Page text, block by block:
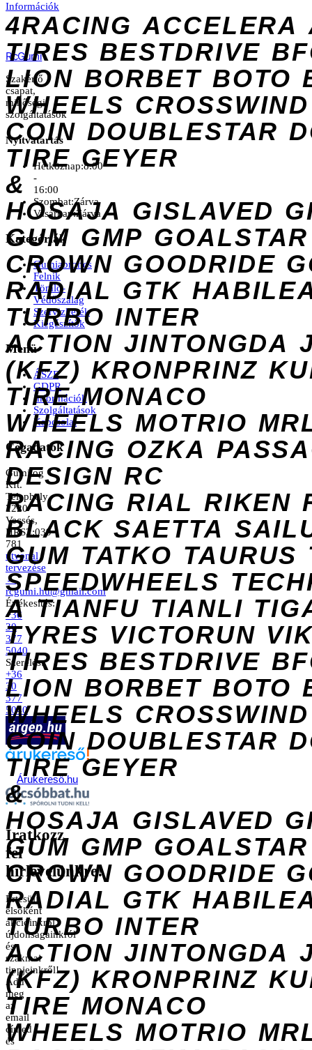
Információk
4RACING ACCELERA
TIRES BESTDRIVE
LION BORBET BOTO
WHEELS CROSSWIND
COIN DOUBLESTAR
TIRE GEYER
&
HOSAJA GISLAVED
GUM GMP GOALSTAR
CROWN GOODRIDE
RADIAL GTK
TURBO INTER
ACTION JINTONGDA
(KFZ) KRONPRINZ
TIRE MONACO
WHEELS MOTRIO
RACING OZKA
DESIGN RC
RACING RIAL RIKEN
BLACK SAETTA
GUM TATKO TAURUS
SPEEDWHEELS
A TIANFU TIANLI
TYRES VICTORUN
TIRES BESTDRIVE
LION BORBET BOTO
WHEELS CROSSWIND
COIN DOUBLESTAR
TIRE GEYER
&
HOSAJA GISLAVED
GUM GMP GOALSTAR
CROWN GOODRIDE
RADIAL GTK
TURBO INTER
ACTION JINTONGDA
(KFZ) KRONPRINZ
TIRE MONACO
WHEELS MOTRIO
RcGumi
Szakértő
csapat,
minőségi
szolgáltatások
Nyitvatartás
Hétköznap:8:00
-
16:00
Szombat:Zárva
Vasárnap:Zárva
Kategóriák
Gumiabroncs
Felnik
Tömlő-
Védőszalag
Szervizkerék
Kiegészítők
Menü
ÁSZF
GDPR
Információk
Szolgáltatások
Kapcsolat
Cégadatok
Gumilog
Kft.
Telephely
2220
Vecsés,
HRSZ:039
781
útvonal
tervezése
→
rcgumi.hu@gmail.com
Értékesítés:
+36
30
377
5040
Szerelés:
+36
30
377
5040
Árukereső.hu
Iratkozz
fel
hírlevelünkre!
Értesülj
elsőként
akcióinkról,
újdonságainkról
és
szakmai
tippjeinkről!
Add
meg
az
email
címed
és